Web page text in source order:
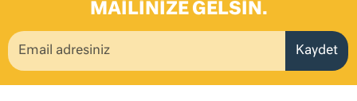
MAILINIZE GELSIN.
Kaydet